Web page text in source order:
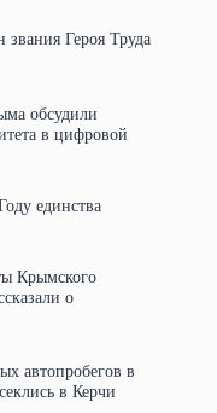
звания Героя Труда
обсудили
в цифровой
единства
Крымского
о
автопробегов в
в Керчи